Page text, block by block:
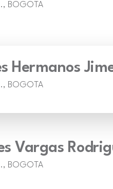
BOGOTA
Hermanos
BOGOTA
Vargas
BOGOTA